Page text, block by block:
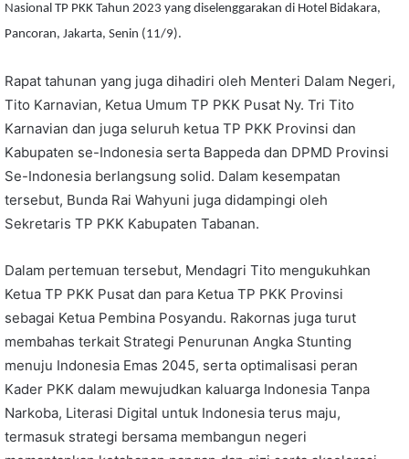
Nasional TP PKK Tahun 2023 yang diselenggarakan di Hotel Bidakara,
Pancoran, Jakarta, Senin (11/9).
Rapat tahunan yang juga dihadiri oleh Menteri Dalam Negeri,
Tito Karnavian, Ketua Umum TP PKK Pusat Ny. Tri Tito
Karnavian dan juga seluruh ketua TP PKK Provinsi dan
Kabupaten se-Indonesia serta Bappeda dan DPMD Provinsi
Se-Indonesia berlangsung solid. Dalam kesempatan
tersebut, Bunda Rai Wahyuni juga didampingi oleh
Sekretaris TP PKK Kabupaten Tabanan.
Dalam pertemuan tersebut, Mendagri Tito mengukuhkan
Ketua TP PKK Pusat dan para Ketua TP PKK Provinsi
sebagai Ketua Pembina Posyandu. Rakornas juga turut
membahas terkait Strategi Penurunan Angka Stunting
menuju Indonesia Emas 2045, serta optimalisasi peran
Kader PKK dalam mewujudkan kaluarga Indonesia Tanpa
Narkoba, Literasi Digital untuk Indonesia terus maju,
termasuk strategi bersama membangun negeri